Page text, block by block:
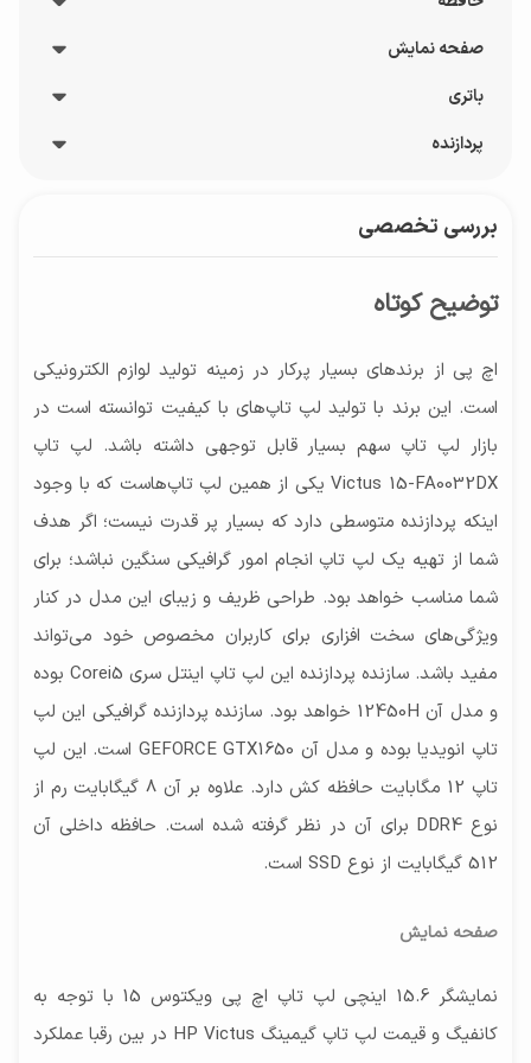
سازنده پردازنده گرافیکی
NVIDIA
نوع پردازنده گرافیکی
مدل پردازنده گرافیکی
سایر توضیحات پردازنده گرافیکی
حافظه اختصاصی پردازنده گرافیکی
نوع حافظه RAM
DDR4
مشخصات حافظه داخلی
باس رم ۳۲۰۰MHz
صفحه نمایش
پوشش صفحه نمایش
مات
144.0 هرتز
1080×1920 پیکسل - Full HD, نرخ بروز رسانی ۱۴۴
هرتز
باتری
شارژدهی باتری
نوع باتری
ظرفیت باتری
پردازنده
Intel
بررسی تخصصی
توضیح کوتاه
اچ پی از برندهای بسیار پرکار در زمینه تولید لوازم الکترونیکی
است. این برند با تولید لپ تاپ‌های با کیفیت توانسته است در
بازار لپ تاپ سهم بسیار قابل توجهی داشته باشد. لپ تاپ
Victus 15-FA0032DX یکی از همین لپ تاپ‌هاست که با وجود
اینکه پردازنده متوسطی دارد که بسیار پر قدرت نیست؛ اگر هدف
شما از تهیه یک لپ تاپ انجام امور گرافیکی سنگین نباشد؛ برای
شما مناسب خواهد بود. طراحی ظریف و زیبای این مدل در کنار
ویژگی‌های سخت افزاری برای کاربران مخصوص خود می‌تواند
مفید باشد. سازنده پردازنده این لپ تاپ اینتل سری Corei5 بوده
و مدل آن 12450H خواهد بود. سازنده پردازنده گرافیکی این لپ
تاپ انویدیا بوده و مدل آن GEFORCE GTX1650 است. این لپ
تاپ 12 مگابایت حافظه کش دارد. علاوه بر آن 8 گیگابایت رم از
نوع DDR4 برای آن در نظر گرفته شده است. حافظه داخلی آن
512 گیگابایت از نوع SSD است.
صفحه نمایش
نمایشگر 15.6 اینچی لپ تاپ اچ پی ویکتوس 15 با توجه به
کانفیگ و قیمت لپ تاپ گیمینگ HP Victus در بین رقبا عملکرد